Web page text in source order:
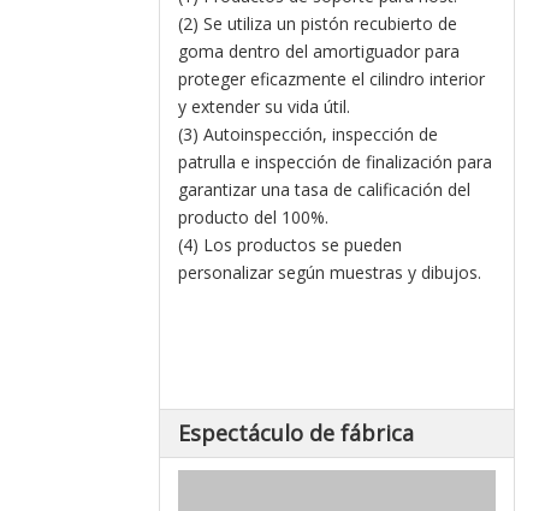
(2) Se utiliza un pistón recubierto de
goma dentro del amortiguador para
proteger eficazmente el cilindro interior
y extender su vida útil.
(3) Autoinspección, inspección de
patrulla e inspección de finalización para
garantizar una tasa de calificación del
producto del 100%.
(4) Los productos se pueden
personalizar según muestras y dibujos.
Espectáculo de fábrica